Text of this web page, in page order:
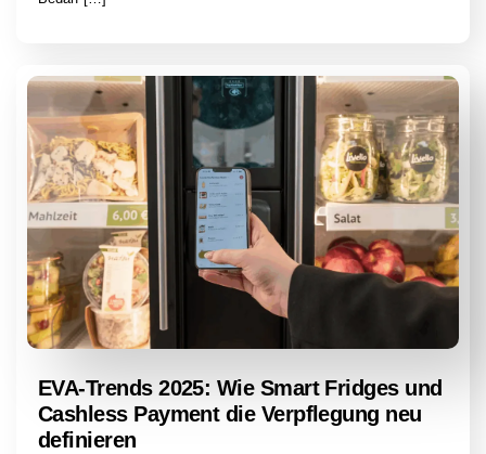
EVA-Trends 2025: Wie Smart Fridges und
Cashless Payment die Verpflegung neu
definieren